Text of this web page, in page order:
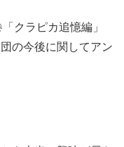
クラピカ追憶編」
の今後に関してアン